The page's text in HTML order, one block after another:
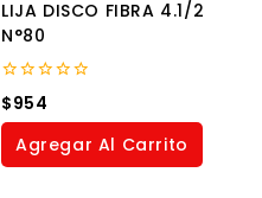
LIJA DISCO FIBRA 4.1/2
N°80
0
out
of
$954
Agregar Al Carrito